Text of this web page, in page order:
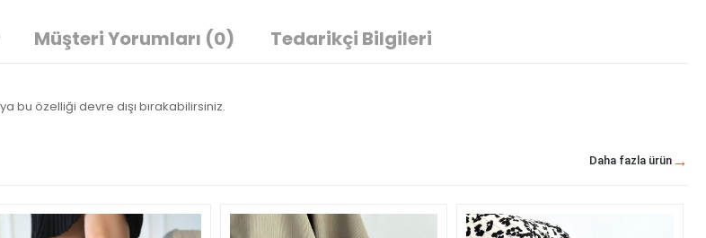
Müşteri Yorumları (0) Tedarikçi Bilgileri
bu özelliği devre dışı bırakabilirsiniz.
Daha fazla ürün